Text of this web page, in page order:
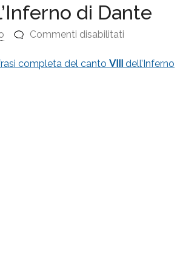
di Dante
Commenti disabilitatisu
del
completa del cantoVIII dell’Inferno